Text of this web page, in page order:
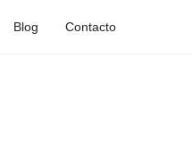
Blog Contacto